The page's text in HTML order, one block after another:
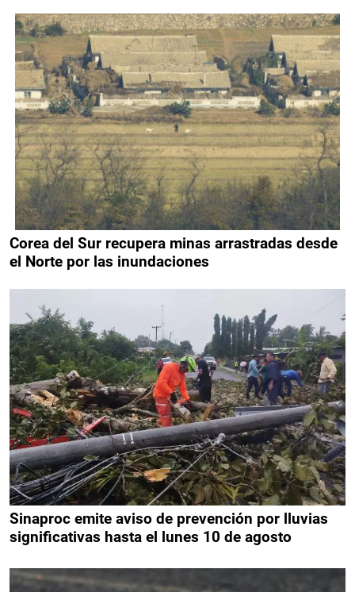
Corea del Sur recupera minas arrastradas desde
el Norte por las inundaciones
Sinaproc emite aviso de prevención por lluvias
significativas hasta el lunes 10 de agosto